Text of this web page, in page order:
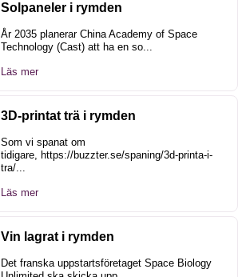
Solpaneler i rymden
År 2035 planerar China Academy of Space
Technology (Cast) att ha en so...
Läs mer
3D-printat trä i rymden
Som vi spanat om
tidigare, https://buzzter.se/spaning/3d-printa-i-
tra/...
Läs mer
Vin lagrat i rymden
Det franska uppstartsföretaget Space Biology